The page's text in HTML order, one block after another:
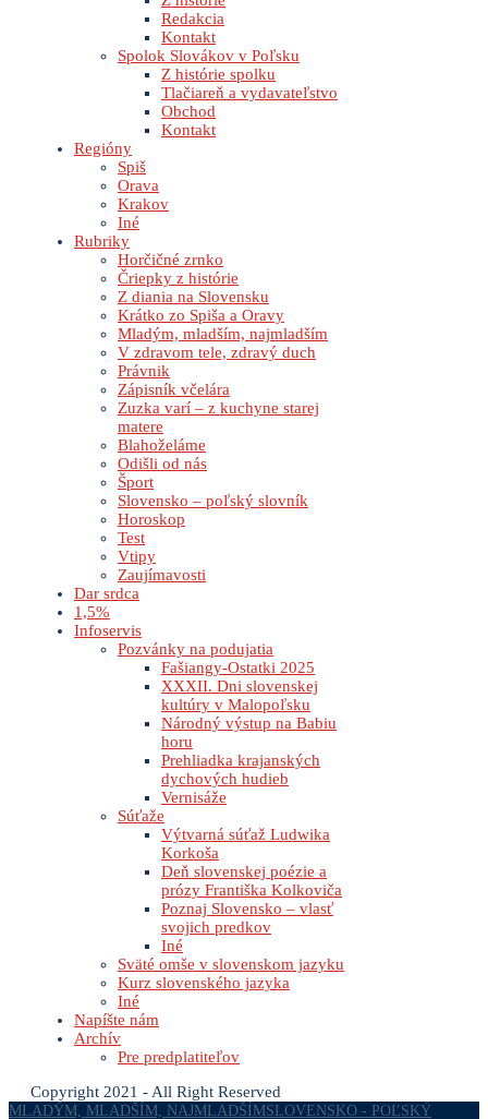
Redakcia
Kontakt
Spolok Slovákov v Poľsku
Z histórie spolku
Tlačiareň a vydavateľstvo
Obchod
Kontakt
Regióny
Spiš
Orava
Krakov
Iné
Rubriky
Horčičné zrnko
Čriepky z histórie
Z diania na Slovensku
Krátko zo Spiša a Oravy
Mladým, mladším, najmladším
V zdravom tele, zdravý duch
Právnik
Zápisník včelára
Zuzka varí – z kuchyne starej
matere
Blahoželáme
Odišli od nás
Šport
Slovensko – poľský slovník
Horoskop
Test
Vtipy
Zaujímavosti
Dar srdca
1,5%
Infoservis
Pozvánky na podujatia
Fašiangy-Ostatki 2025
XXXII. Dni slovenskej
kultúry v Malopoľsku
Národný výstup na Babiu
horu
Prehliadka krajanských
dychových hudieb
Vernisáže
Súťaže
Výtvarná súťaž Ludwika
Korkoša
Deň slovenskej poézie a
prózy Františka Kolkoviča
Poznaj Slovensko – vlasť
svojich predkov
Iné
Sväté omše v slovenskom jazyku
Kurz slovenského jazyka
Iné
Napíšte nám
Archív
Pre predplatiteľov
Copyright 2021 - All Right Reserved
MLADÝM, MLADŠÍM, NAJMLADŠÍMSLOVENSKO - POĽSKÝ